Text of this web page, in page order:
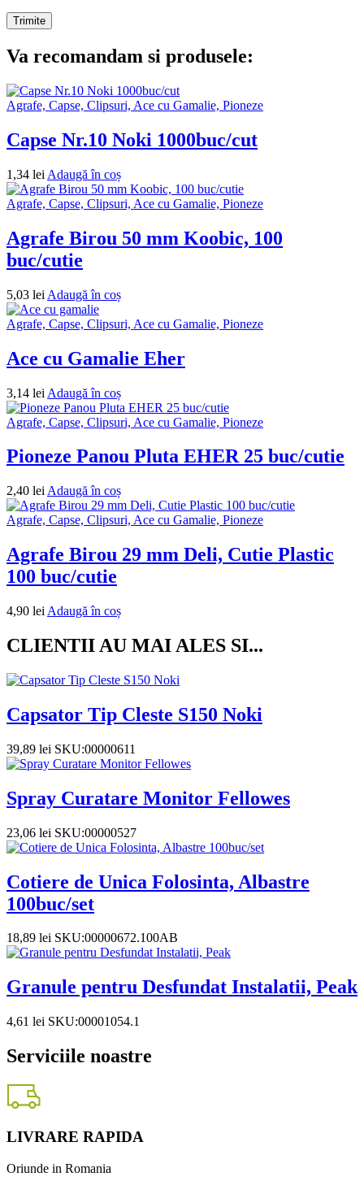
Va recomandam si produsele:
Agrafe, Capse, Clipsuri, Ace cu Gamalie, Pioneze
Capse Nr.10 Noki 1000buc/cut
1,34 lei Adaugă în coș
Agrafe, Capse, Clipsuri, Ace cu Gamalie, Pioneze
Agrafe Birou 50 mm Koobic, 100
buc/cutie
5,03 lei Adaugă în coș
Agrafe, Capse, Clipsuri, Ace cu Gamalie, Pioneze
Ace cu Gamalie Eher
3,14 lei Adaugă în coș
Agrafe, Capse, Clipsuri, Ace cu Gamalie, Pioneze
Pioneze Panou Pluta EHER 25 buc/cutie
2,40 lei Adaugă în coș
Agrafe, Capse, Clipsuri, Ace cu Gamalie, Pioneze
Agrafe Birou 29 mm Deli, Cutie Plastic
100 buc/cutie
4,90 lei Adaugă în coș
CLIENTII AU MAI ALES SI...
Capsator Tip Cleste S150 Noki
39,89 lei SKU:00000611
Spray Curatare Monitor Fellowes
23,06 lei SKU:00000527
Cotiere de Unica Folosinta, Albastre
100buc/set
18,89 lei SKU:00000672.100AB
Granule pentru Desfundat Instalatii, Peak
4,61 lei SKU:00001054.1
Serviciile noastre
LIVRARE RAPIDA
Oriunde in Romania